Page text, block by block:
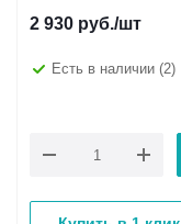
2 930 руб./шт
Есть в наличии (2)